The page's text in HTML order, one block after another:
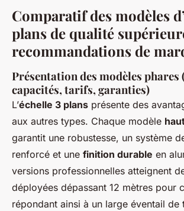
Comparatif des modèles
plans de qualité
recommandations de
Présentation des modèles phares
capacités, tarifs, garanties)
L’échelle 3 plans présente des
aux autres types. Chaque modèle
garantit une robustesse, un système
renforcé et une finition durable en
versions professionnelles atteignent
déployées dépassant 12 mètres pour
répondant ainsi à un large éventail de